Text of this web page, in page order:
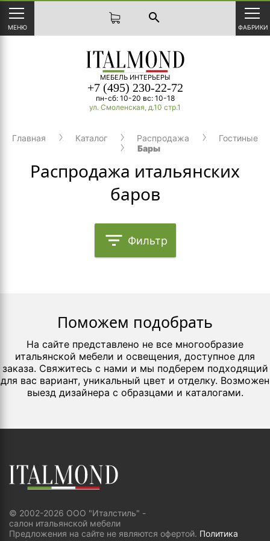
МЕНЮ
search
ФАБРИКИ
МЕБЕЛЬ ИНТЕРЬЕРЫ
+7 (495) 230-22-72
пн-сб: 10-20 вс: 10-18
ул. Смоленская, д.10 стр.1
Главная Каталог Распродажа
Гостиные
Бары
Распродажа итальянских
баров
filter_list Фильтр
Поможем подобрать
На сайте представлено не все многообразие
итальянской мебели и освещения, доступное для
заказа. Свяжитесь с нами и мы подберем подходящий
для вас вариант, уникальный цвет и отделку. Возможен
выезд дизайнера с образцами и каталогами.
© 2002-2026 ООО "Италстиль" -
салон итальянской мебели
Предложения на сайте не являются офертой. Политика